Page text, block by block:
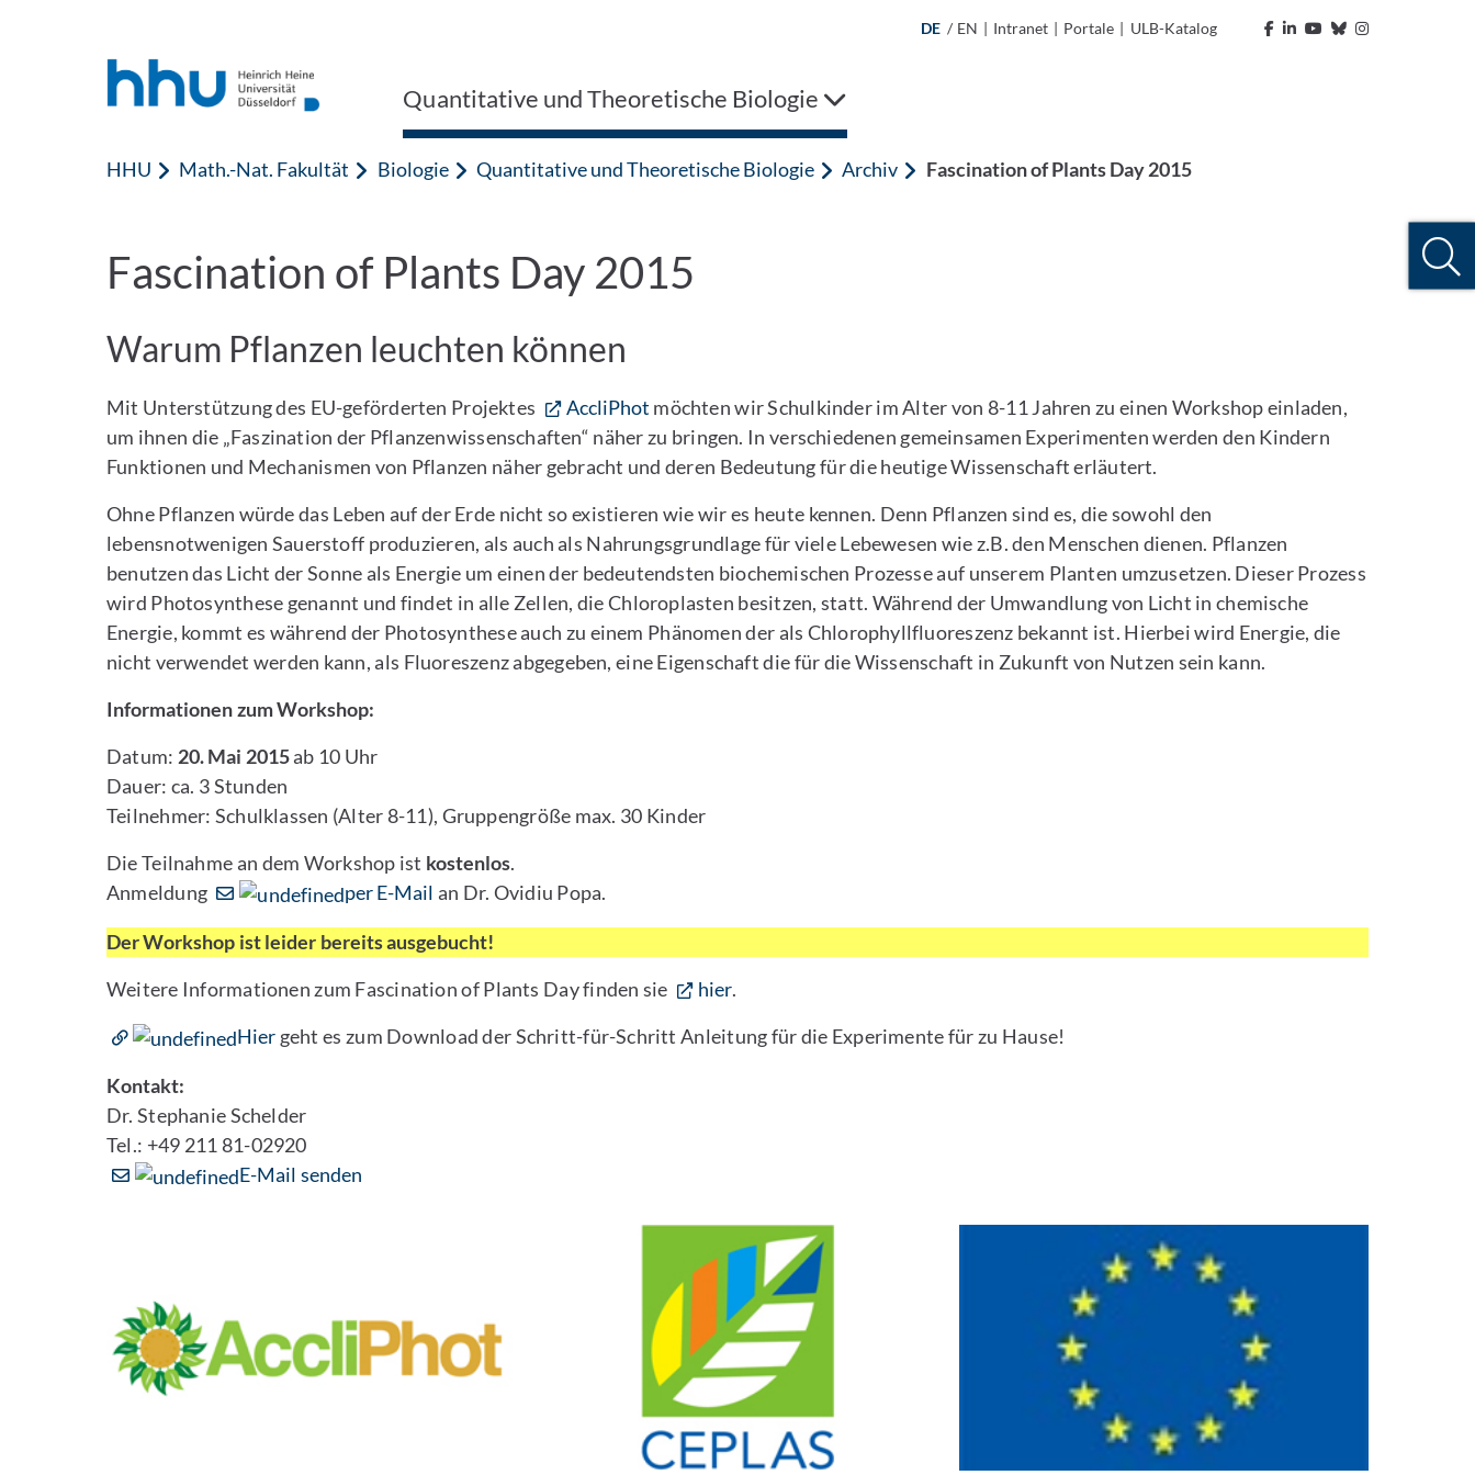
DE / EN | Intranet | Portale | ULB-Katalog
Quantitative und Theoretische Biologie
HHU Math.-Nat. Fakultät Biologie Quantitative und Theoretische Biologie Archiv Fascination of Plants Day 2015
Fascination of Plants Day 2015
Warum Pflanzen leuchten können
Mit Unterstützung des EU-geförderten Projektes AccliPhot möchten wir Schulkinder im Alter von 8-11 Jahren zu einen Workshop einladen,
um ihnen die „Faszination der Pflanzenwissenschaften“ näher zu bringen. In verschiedenen gemeinsamen Experimenten werden den Kindern
Funktionen und Mechanismen von Pflanzen näher gebracht und deren Bedeutung für die heutige Wissenschaft erläutert.
Ohne Pflanzen würde das Leben auf der Erde nicht so existieren wie wir es heute kennen. Denn Pflanzen sind es, die sowohl den
lebensnotwenigen Sauerstoff produzieren, als auch als Nahrungsgrundlage für viele Lebewesen wie z.B. den Menschen dienen. Pflanzen
benutzen das Licht der Sonne als Energie um einen der bedeutendsten biochemischen Prozesse auf unserem Planten umzusetzen. Dieser Prozess
wird Photosynthese genannt und findet in alle Zellen, die Chloroplasten besitzen, statt. Während der Umwandlung von Licht in chemische
Energie, kommt es während der Photosynthese auch zu einem Phänomen der als Chlorophyllfluoreszenz bekannt ist. Hierbei wird Energie, die
nicht verwendet werden kann, als Fluoreszenz abgegeben, eine Eigenschaft die für die Wissenschaft in Zukunft von Nutzen sein kann.
Informationen zum Workshop:
Datum: 20. Mai 2015ab 10 Uhr
Dauer: ca. 3 Stunden
Teilnehmer: Schulklassen (Alter 8-11), Gruppengröße max. 30 Kinder
Die Teilnahme an dem Workshop ist kostenlos.
Anmeldung
per E-Mail an Dr. Ovidiu Popa.
Der Workshop ist leider bereits ausgebucht!
Weitere Informationen zum Fascination of Plants Day finden sie
hier.
Hier geht es zum Download der Schritt-für-Schritt Anleitung für die Experimente für zu Hause!
Kontakt:
Dr. Stephanie Schelder
Tel.: +49 211 81-02920
E-Mail senden